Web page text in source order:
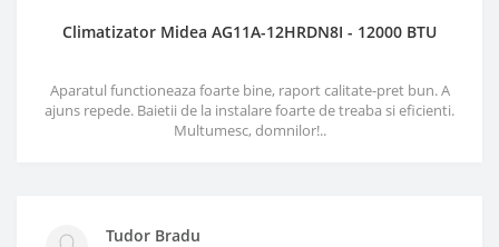
Climatizator Midea AG11A-12HRDN8I - 12000 BTU
Aparatul functioneaza foarte bine, raport calitate-pret bun. A
ajuns repede. Baietii de la instalare foarte de treaba si eficienti.
Multumesc, domnilor!..
Tudor Bradu